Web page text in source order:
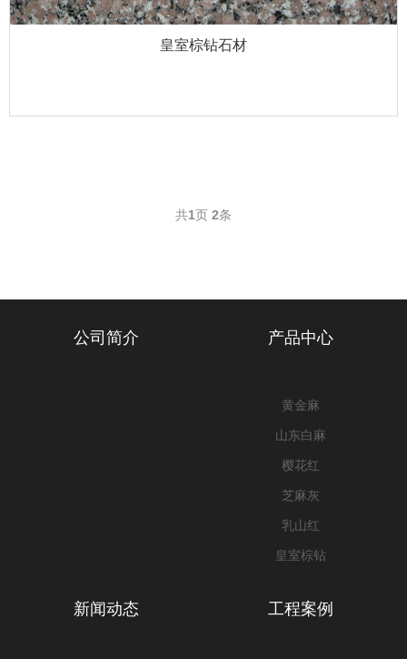
皇室棕钻石材
共1页 2条
公司简介 产品中心
黄金麻
山东白麻
樱花红
芝麻灰
乳山红
皇室棕钻
新闻动态 工程案例